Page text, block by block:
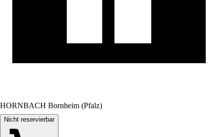
HORNBACH Bornheim (Pfalz)
Nicht reservierbar